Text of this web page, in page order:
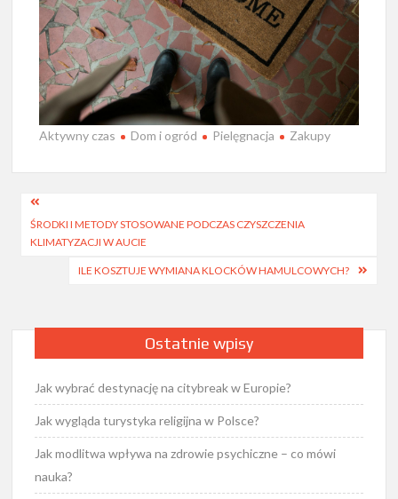
Aktywny czas Dom i ogród Pielęgnacja Zakupy
Nawigacja
wpisu
ŚRODKI I METODY STOSOWANE PODCZAS CZYSZCZENIA
KLIMATYZACJI W AUCIE
ILE KOSZTUJE WYMIANA KLOCKÓW HAMULCOWYCH?
Ostatnie wpisy
Jak wybrać destynację na citybreak w Europie?
Jak wygląda turystyka religijna w Polsce?
Jak modlitwa wpływa na zdrowie psychiczne – co mówi
nauka?